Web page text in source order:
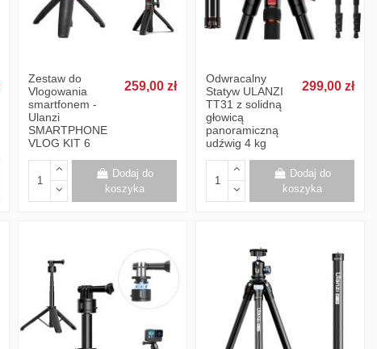
Zestaw do
Vlogowania
smartfonem -
Ulanzi
SMARTPHONE
VLOG KIT 6
259,00 zł
Dodaj do
koszyka
Odwracalny
Statyw ULANZI
TT31 z solidną
głowicą
panoramiczną
udźwig 4 kg
299,00 zł
Dodaj do
koszyka